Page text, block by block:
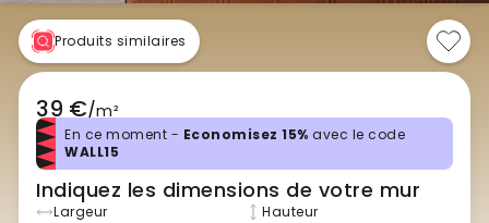
Produits similaires
39 €/m²
En ce moment - Economisez 15% avec le code
WALL15
Indiquez les dimensions de votre mur
Largeur Hauteur